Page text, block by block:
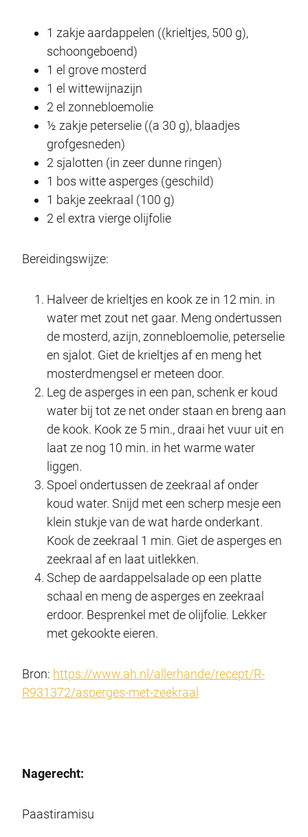
1 zakje aardappelen ((krieltjes, 500 g),
schoongeboend)
1 el grove mosterd
1 el wittewijnazijn
2 el zonnebloemolie
½ zakje peterselie ((a 30 g), blaadjes
grofgesneden)
2 sjalotten (in zeer dunne ringen)
1 bos witte asperges (geschild)
1 bakje zeekraal (100 g)
2 el extra vierge olijfolie
Bereidingswijze:
Halveer de krieltjes en kook ze in 12 min. in
water met zout net gaar. Meng ondertussen
de mosterd, azijn, zonnebloemolie, peterselie
en sjalot. Giet de krieltjes af en meng het
mosterdmengsel er meteen door.
Leg de asperges in een pan, schenk er koud
water bij tot ze net onder staan en breng aan
de kook. Kook ze 5 min., draai het vuur uit en
laat ze nog 10 min. in het warme water
liggen.
Spoel ondertussen de zeekraal af onder
koud water. Snijd met een scherp mesje een
klein stukje van de wat harde onderkant.
Kook de zeekraal 1 min. Giet de asperges en
zeekraal af en laat uitlekken.
Schep de aardappelsalade op een platte
schaal en meng de asperges en zeekraal
erdoor. Besprenkel met de olijfolie. Lekker
met gekookte eieren.
Bron: https://www.ah.nl/allerhande/recept/R-
R931372/asperges-met-zeekraal
Nagerecht:
Paastiramisu